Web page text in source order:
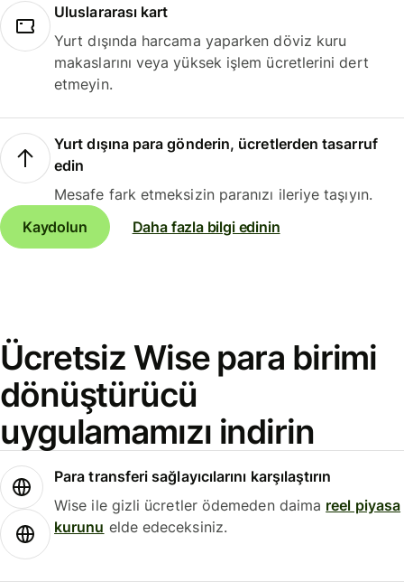
Uluslararası kart
Yurt dışında harcama yaparken döviz kuru
makaslarını veya yüksek işlem ücretlerini dert
etmeyin.
Yurt dışına para gönderin, ücretlerden tasarruf
edin
Mesafe fark etmeksizin paranızı ileriye taşıyın.
Kaydolun
Daha fazla bilgi edinin
Ücretsiz Wise para birimi
dönüştürücü
uygulamamızı indirin
Para transferi sağlayıcılarını karşılaştırın
Wise ile gizli ücretler ödemeden daima reel piyasa
kurunu elde edeceksiniz.